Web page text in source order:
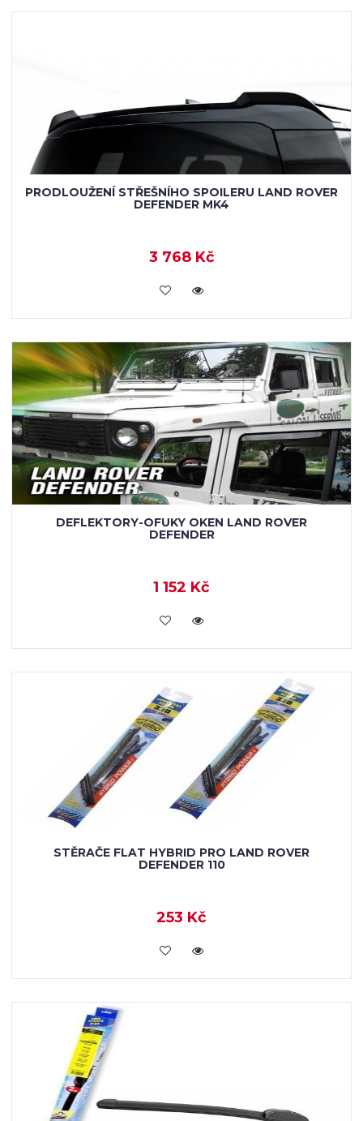
PRODLOUŽENÍ STŘEŠNÍHO SPOILERU LAND ROVER
DEFENDER MK4
3 768 Kč
KOUPIT
DEFLEKTORY-OFUKY OKEN LAND ROVER
DEFENDER
1 152 Kč
KOUPIT
STĚRAČE FLAT HYBRID PRO LAND ROVER
DEFENDER 110
253 Kč
KOUPIT